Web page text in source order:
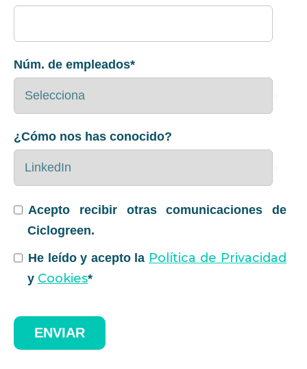
Núm. de empleados*
¿Cómo nos has conocido?
Acepto recibir otras comunicaciones de
Ciclogreen.
He leído y acepto la Política de Privacidad
y Cookies*